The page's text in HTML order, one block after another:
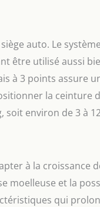
auto. Le
être utilisé aussi
à 3 points assure
la ceinture
soit environ de 3 à
à la croissance
moelleuse et la
qui